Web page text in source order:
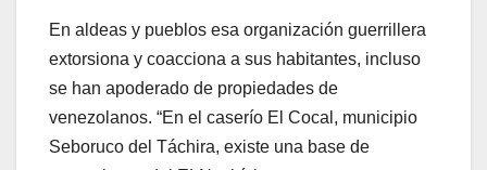
En aldeas y pueblos esa organización guerrillera
extorsiona y coacciona a sus habitantes, incluso
se han apoderado de propiedades de
venezolanos. “En el caserío El Cocal, municipio
Seboruco del Táchira, existe una base de